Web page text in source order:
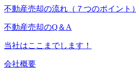
不動産売却の流れ（７つのポイント）
不動産売却のQ＆A
当社はここまでします！
会社概要